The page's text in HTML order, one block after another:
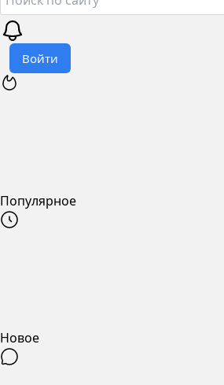
Войти
Популярное
Новое